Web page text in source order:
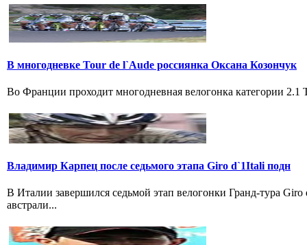
В многодневке Tour de l`Aude россиянка Оксана Козончук
Во Франции проходит многодневная велогонка категории
Владимир Карпец после седьмого этапа Giro d`1Itali подн
В Италии завершился седьмой этап велогонки Гранд-тура
австрали...